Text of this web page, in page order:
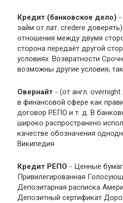
Кредит (банковское дело) -
займ от лат. credere
отношения между двумя
сторона передаёт другой
условиях: Возвратности
возможны другие условия,
Овернайт - (от англ. overnight
в финансовой сфере как
договор РЕПО и т. д. В
широко распространено
качестве обозначения
Википедия
Кредит РЕПО - Ценные
Привилегированная
Депозитарная расписка
Депозитный сертификат